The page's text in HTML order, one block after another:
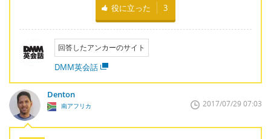
役に立った 3
回答したアンカーのサイト
DMM英会話
Denton
南アフリカ 2017/07/29 07:03